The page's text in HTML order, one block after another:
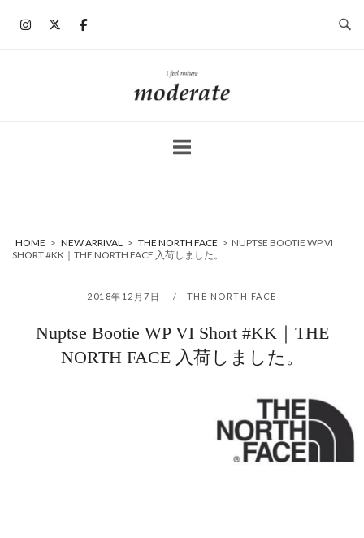
ホ
ー
HOME > NEW ARRIVAL > THE NORTH FACE > NUPTSE BOOTIE WP VI
SHORT #KK｜THE NORTH FACE 入荷しました。
2018年12月7日 THE NORTH FACE
Nuptse Bootie WP VI Short #KK｜THE
NORTH FACE 入荷しました。